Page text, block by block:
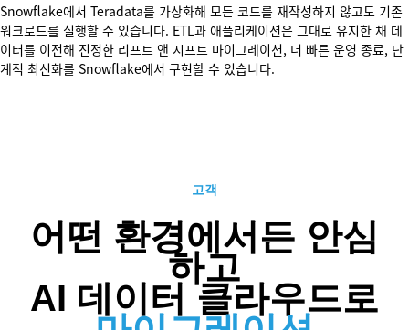
Snowflake에서 Teradata를 가상화해 모든 코드를 재작성하지 않고도 기존
워크로드를 실행할 수 있습니다. ETL과 애플리케이션은 그대로 유지한 채 데
이터를 이전해 진정한 리프트 앤 시프트 마이그레이션, 더 빠른 운영 종료, 단
계적 최신화를 Snowflake에서 구현할 수 있습니다.
고객
어떤 환경에서든 안심
하고
AI 데이터 클라우드로